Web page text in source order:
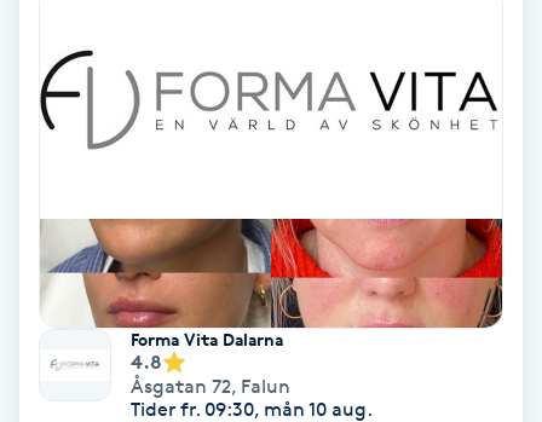
Brynplockning
Celluliter
Coachning
Color correction
Forma Vita Dalarna
4.8
Åsgatan 72, Falun
Tider fr. 09:30, mån 10 aug.